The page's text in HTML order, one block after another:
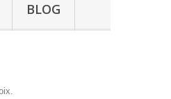
BLOG